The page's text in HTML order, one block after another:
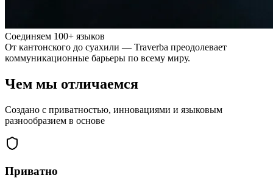
Соединяем 100+ языков
От кантонского до суахили — Traverba преодолевает
коммуникационные барьеры по всему миру.
Чем мы отличаемся
Создано с приватностью, инновациями и языковым
разнообразием в основе
Приватно